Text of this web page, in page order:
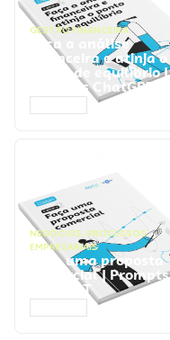
GESTÃO FINANCEIRA
Faça a análise
financeira e atinja o
ponto de equilíbrio |
Prompts ChatGPT
NEGÓCIOS, PROCESSOS
EMPRESARIAIS
Faça uma proposta
comercial | Prompts
ChatGPT